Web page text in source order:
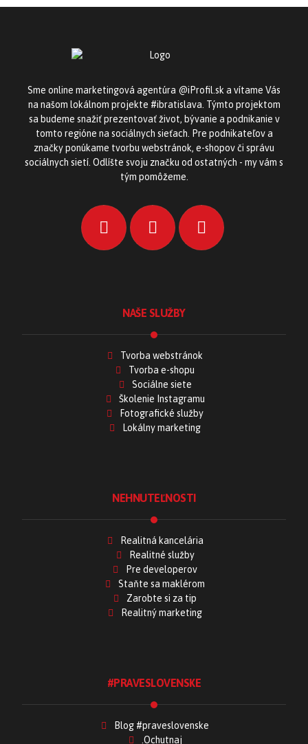
Sme online marketingová agentúra @iProfil.sk a vítame Vás
na našom lokálnom projekte #ibratislava. Týmto projektom
sa budeme snažiť prezentovať život, bývanie a podnikanie v
tomto regióne na sociálnych sieťach. Pre podnikateľov a
značky ponúkame tvorbu webstránok, e-shopov či správu
sociálnych sietí. Odlíšte svoju značku od ostatných - my vám s
tým pomôžeme.
NAŠE SLUŽBY
Tvorba webstránok
Tvorba e-shopu
Sociálne siete
Školenie Instagramu
Fotografické služby
Lokálny marketing
NEHNUTEĽNOSTI
Realitná kancelária
Realitné služby
Pre developerov
Staňte sa maklérom
Zarobte si za tip
Realitný marketing
#PRAVESLOVENSKE
Blog #praveslovenske
.Ochutnaj